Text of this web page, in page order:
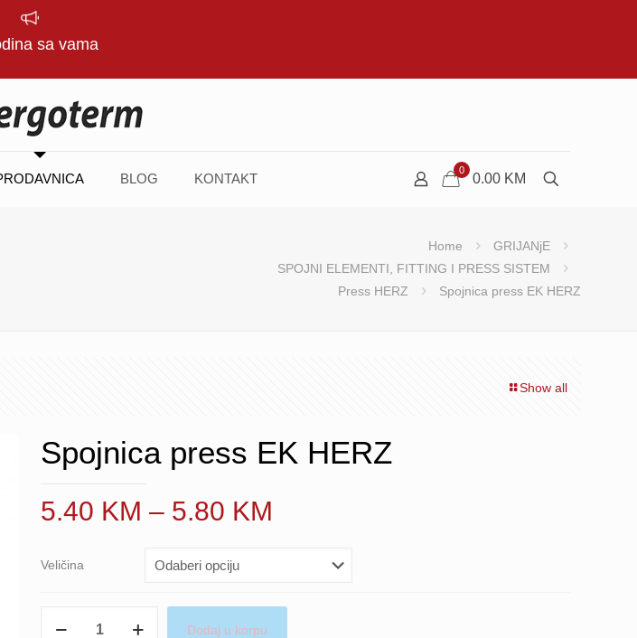
sa vama
BLOG KONTAKT
0
0.00 KM
Home
GRIJANjE
SPOJNI ELEMENTI, FITTING I PRESS SISTEM
Press HERZ
Spojnica press EK HERZ
Show all
Spojnica press EK HERZ
5.40 KM – 5.80 KM
5.40 KM
5.80 KM
Veličina
Dodaj u korpu